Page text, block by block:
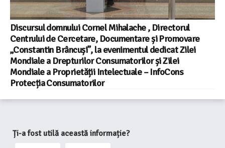
Discursul domnului Cornel Mihalache , Directorul
Centrului de Cercetare, Documentare și Promovare
„Constantin Brâncuși”, la evenimentul dedicat Zilei
Mondiale a Drepturilor Consumatorilor și Zilei
Mondiale a Proprietății Intelectuale – InfoCons
Protecția Consumatorilor
Ți-a fost utilă această informație?